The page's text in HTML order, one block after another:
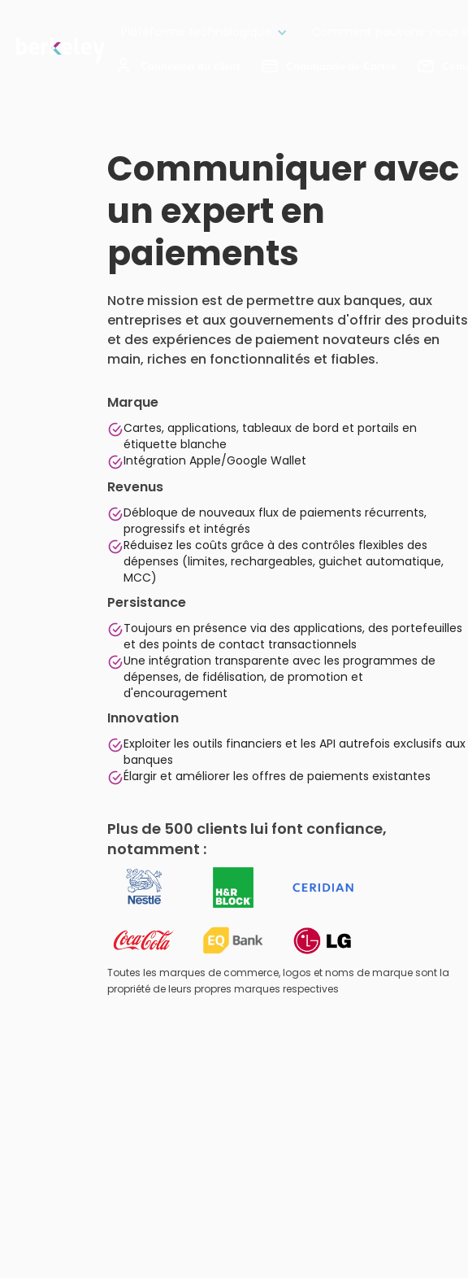
Communiquer avec
un expert en
paiements
Notre mission est de permettre aux banques, aux
entreprises et aux gouvernements d'offrir des produits
et des expériences de paiement novateurs clés en
main, riches en fonctionnalités et fiables.
Marque
Cartes, applications, tableaux de bord et portails en
étiquette blanche
Intégration Apple/Google Wallet
Revenus
Débloque de nouveaux flux de paiements récurrents,
progressifs et intégrés
Réduisez les coûts grâce à des contrôles flexibles des
dépenses (limites, rechargeables, guichet automatique,
MCC)
Persistance
Toujours en présence via des applications, des portefeuilles
et des points de contact transactionnels
Une intégration transparente avec les programmes de
dépenses, de fidélisation, de promotion et
d'encouragement
Innovation
Exploiter les outils financiers et les API autrefois exclusifs aux
banques
Élargir et améliorer les offres de paiements existantes
Plus de 500 clients lui font confiance,
notamment :
Toutes les marques de commerce, logos et noms de marque sont la
propriété de leurs propres marques respectives